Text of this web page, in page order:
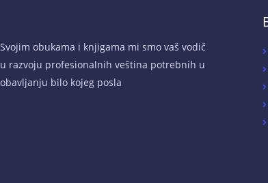
Svojim obukama i knjigama mi smo vaš vodič
u razvoju profesionalnih veština potrebnih u
obavljanju bilo kojeg posla